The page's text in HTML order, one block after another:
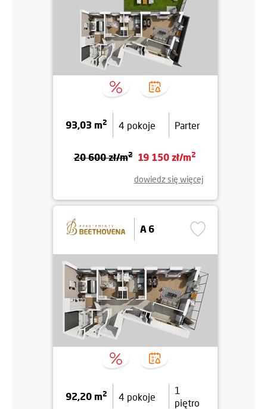
93,03 m2 4 pokoje Parter
20 600 zł/m2 19 150 zł/m2
dowiedz się więcej
A 6
92,20 m2 4 pokoje
1
piętro